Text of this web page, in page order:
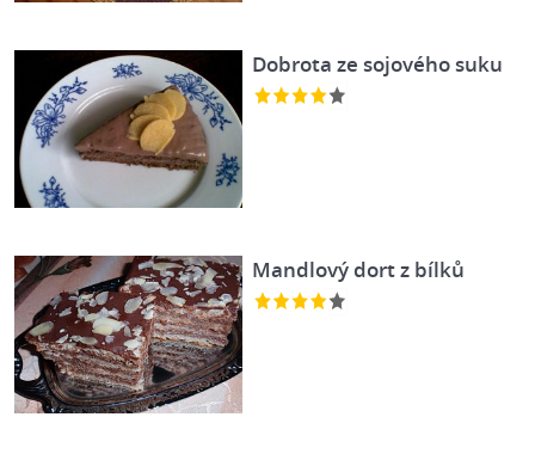
Dobrota ze sojového suku
Mandlový dort z bílků